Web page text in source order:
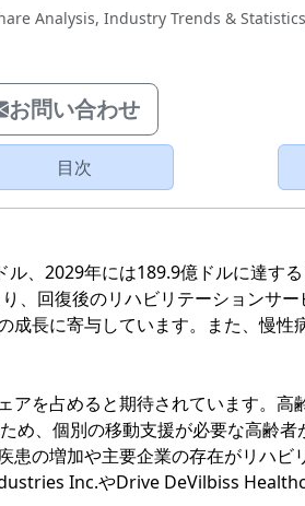
Analysis, Industry Trends &
お問い合わせ
目次
、2029年には189.9億ドルに達す
、回復後のリハビリテーションサー
成長に寄与しています。また、慢性
を占めると期待されています。高
め、個別の移動支援が必要な高齢
の増加や主要企業の存在がリハビ
Inc.やDrive DeVilbiss